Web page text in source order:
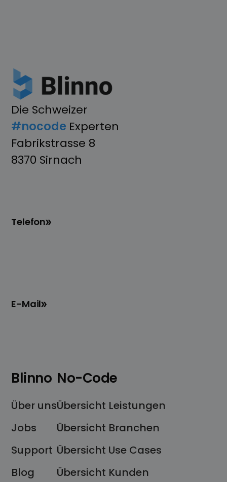
Die Schweizer
#nocode Experten
Fabrikstrasse 8
8370 Sirnach
Telefon
E-Mail
Blinno
Über uns
Jobs
Support
Blog
No-Code
Übersicht Leistungen
Übersicht Branchen
Übersicht Use Cases
Übersicht Kunden